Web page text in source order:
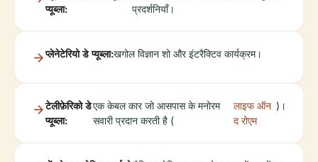
प्यूब्ला:
प्रदर्शनियाँ।
प्लेनेटेरियो डे प्यूब्ला:खगोल विज्ञान शो और इंटरैक्टिव कार्यक्रम।
टेलीफ़ेरिको डे
प्यूब्ला:
एक केबल कार जो आसपास के मनोरम
सवारी प्रदान करती है (
लाइफ ऑन
द रोएम
)।